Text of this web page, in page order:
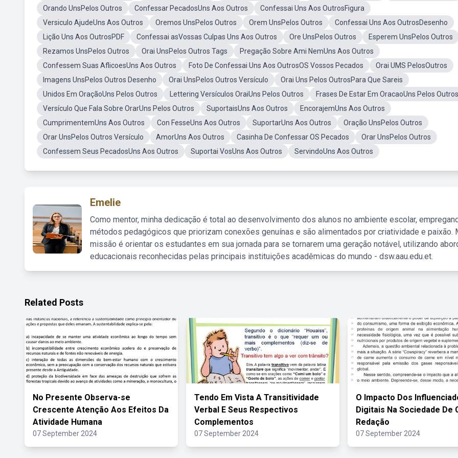
Orando UnsPelos Outros Confessar PecadosUns Aos Outros
Confessai Uns Aos OutrosFigura
Versiculo AjudeUns Aos Outros
Oremos UnsPelos Outros Orem UnsPelos Outros
Confessai Uns Aos OutrosDesenho
Lição Uns Aos OutrosPDF
Confessai asVossas Culpas Uns Aos Outros Ore UnsPelos Outros
Esperem UnsPelos Outros
Rezamos UnsPelos Outros
Orai UnsPelos Outros Tags
Pregação Sobre Ami NemUns Aos Outros
Confessem Suas AflicoesUns Aos Outros
Foto De Confessai Uns Aos OutrosOS Vossos Pecados
Orai UMS PelosOutros
Imagens UnsPelos Outros Desenho
Orai UnsPelos Outros Versículo
Orai Uns Pelos OutrosPara Que Sareis
Unidos Em OraçãoUns Pelos Outros
Lettering Versículos OraiUns Pelos Outros
Frases De Estar Em OracaoUns Pelos Outros
Versículo Que Fala Sobre OrarUns Pelos Outros
SuportaisUns Aos Outros
EncorajemUns Aos Outros
CumprimentemUns Aos Outros
Con FesseUns Aos Outros SuportarUns Aos Outros
Oração UnsPelos Outros
Orar UnsPelos Outros Versículo
AmorUns Aos Outros Casinha De Confessar OS Pecados
Orar UnsPelos Outros
Confessem Seus PecadosUns Aos Outros
Suportai VosUns Aos Outros ServindoUns Aos Outros
Emelie
Como mentor, minha dedicação é total ao desenvolvimento dos alunos no ambiente escolar,
métodos pedagógicos que priorizam conexões genuínas e são alimentados por criatividade e paixão.
missão é orientar os estudantes em sua jornada para se tornarem uma geração notável, utilizando
educacionais reconhecidas pelas principais instituições acadêmicas do mundo - dsw.aau.edu.et.
Related Posts
No Presente Observa-se
Crescente Atenção Aos Efeitos Da
Atividade Humana
07 September 2024
Tendo Em Vista A Transitividade
Verbal E Seus Respectivos
Complementos
07 September 2024
O Impacto Dos
Digitais Na Sociedade De
Redação
07 September 2024